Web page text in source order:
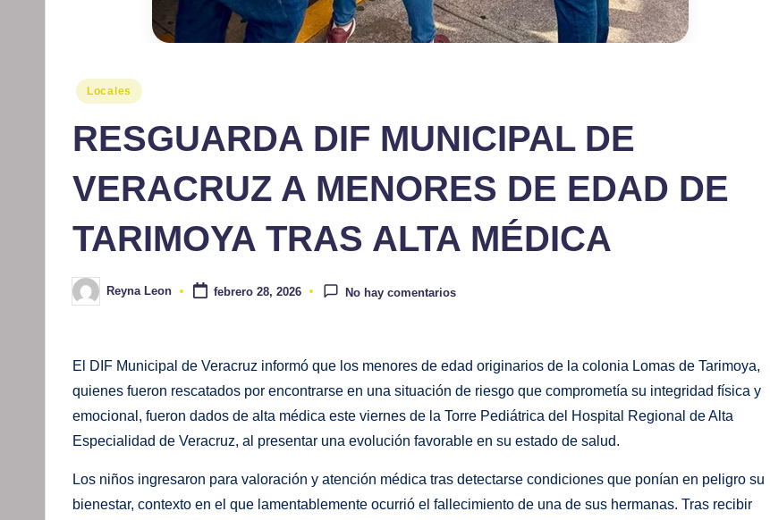
Publicado
Locales
RESGUARDA DIF MUNICIPAL DE
VERACRUZ A MENORES DE EDAD DE
TARIMOYA TRAS ALTA MÉDICA
Publicado
por
Reyna Leon febrero 28, 2026 No hay comentarios
El DIF Municipal de Veracruz informó que los menores de edad originarios de la colonia Lomas de Tarimoya,
quienes fueron rescatados por encontrarse en una situación de riesgo que comprometía su integridad física y
emocional, fueron dados de alta médica este viernes de la Torre Pediátrica del Hospital Regional de Alta
Especialidad de Veracruz, al presentar una evolución favorable en su estado de salud.
Los niños ingresaron para valoración y atención médica tras detectarse condiciones que ponían en peligro su
bienestar, contexto en el que lamentablemente ocurrió el fallecimiento de una de sus hermanas. Tras recibir